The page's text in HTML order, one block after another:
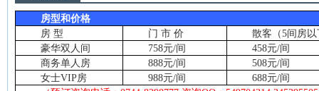
房型和价格
房 型 门 市 价 散客（5间房
豪华双人间
758元/间 458元/间
商务单人房
888元/间 508元/间
女士VIP房 988元/间 688元/间